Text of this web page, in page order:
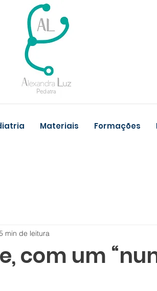
Materiais Formações
com um
min de leitura